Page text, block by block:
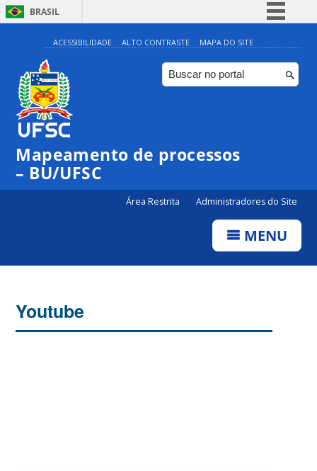
BRASIL
Simplifique!
Comunica BR
Participe
Canais
ACESSIBILIDADE ALTO CONTRASTE MAPA DO SITE
Mapeamento de processos
– BU/UFSC
Área Restrita Administradores do Site
MENU
Youtube